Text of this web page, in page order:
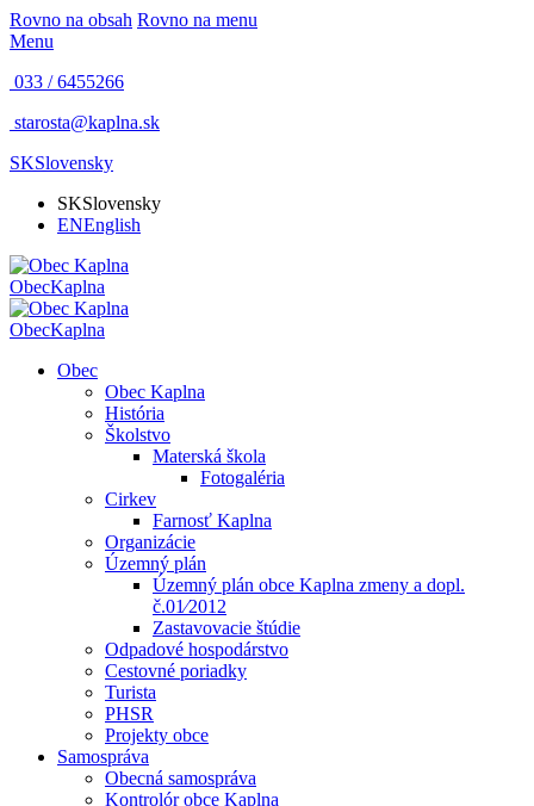
Rovno na obsah Rovno na menu
Menu
033 / 6455266
starosta@kaplna.sk
SKSlovensky
SKSlovensky
ENEnglish
ObecKaplna
ObecKaplna
Obec
Obec Kaplna
História
Školstvo
Materská škola
Fotogaléria
Cirkev
Farnosť Kaplna
Organizácie
Územný plán
Územný plán obce Kaplna zmeny a dopl.
č.01⁄2012
Zastavovacie štúdie
Odpadové hospodárstvo
Cestovné poriadky
Turista
PHSR
Projekty obce
Samospráva
Obecná samospráva
Kontrolór obce Kaplna